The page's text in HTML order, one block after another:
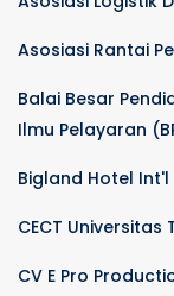
Asosiasi Rantai
Balai Besar
Ilmu Pelayaran
Bigland Hotel
CECT Universitas
CV E Pro